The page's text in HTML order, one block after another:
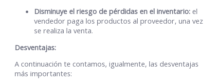
Disminuye el riesgo de pérdidas en el inventario: el
vendedor paga los productos al proveedor, una vez
se realiza la venta.
Desventajas:
A continuación te contamos, igualmente, las desventajas
más importantes: